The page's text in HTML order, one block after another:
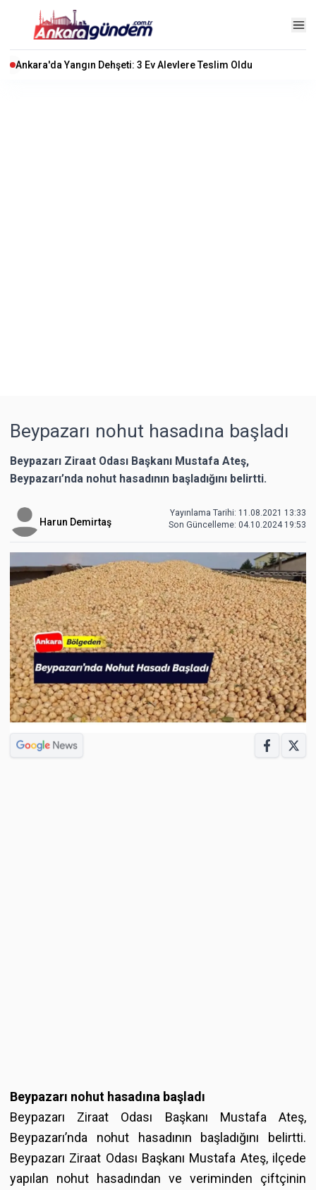
Ankara'da Yangın Dehşeti: 3 Ev Alevlere Teslim Oldu
Beypazarı nohut hasadına başladı
Beypazarı Ziraat Odası Başkanı Mustafa Ateş,
Beypazarı’nda nohut hasadının başladığını belirtti.
Harun Demirtaş
Yayınlama Tarihi: 11.08.2021 13:33
Son Güncelleme: 04.10.2024 19:53
Beypazarı nohut hasadına başladı
Beypazarı Ziraat Odası Başkanı Mustafa Ateş,
Beypazarı’nda nohut hasadının başladığını belirtti.
Beypazarı Ziraat Odası Başkanı Mustafa Ateş, ilçede
yapılan nohut hasadından ve veriminden çiftçinin